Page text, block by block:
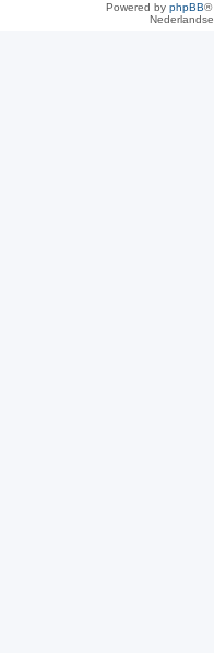
Powered by phpBB®